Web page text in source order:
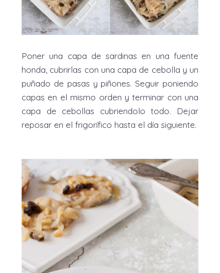
Poner una capa de sardinas en una fuente
honda, cubrirlas con una capa de cebolla y un
puñado de pasas y piñones. Seguir poniendo
capas en el mismo orden y terminar con una
capa de cebollas cubriendolo todo. Dejar
reposar en el frigorífico hasta el día siguiente.